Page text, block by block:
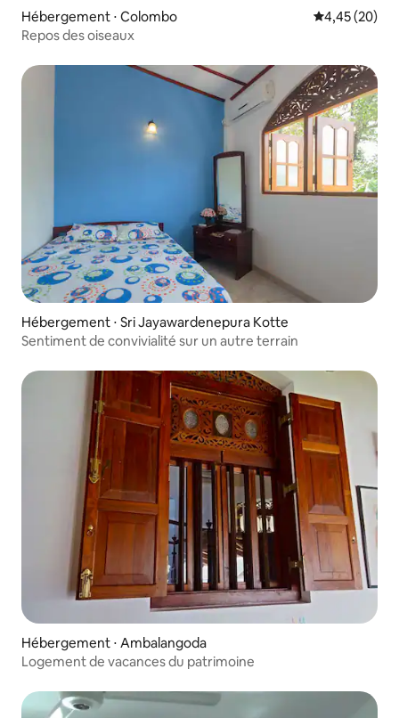
Hébergement ⋅ Colombo Évaluation
4,45 (20)
Repos des oiseaux
Hébergement ⋅ Sri Jayawardenepura Kotte
Sentiment de convivialité sur un autre terrain
Hébergement ⋅ Ambalangoda
Logement de vacances du patrimoine